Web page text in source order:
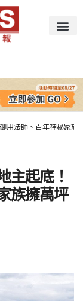
用法師、百年神秘家族
主起底！
族擁萬坪